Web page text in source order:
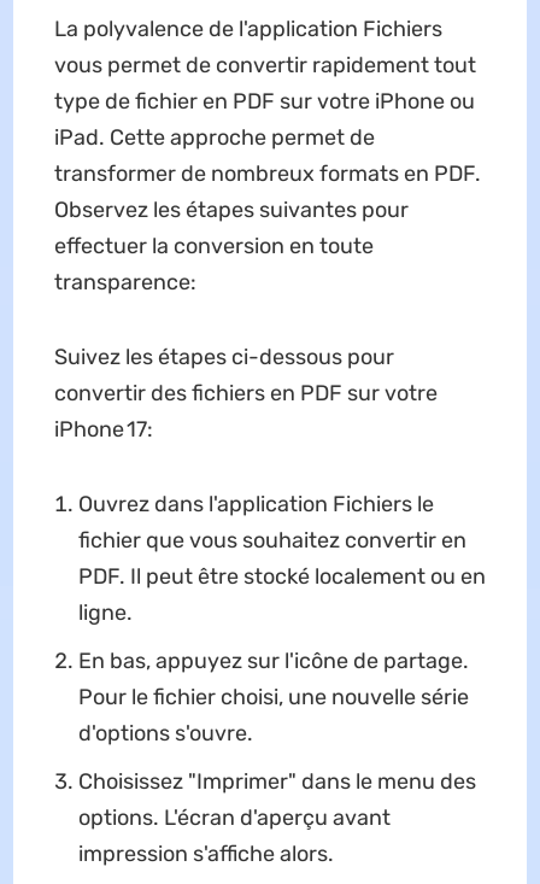
La polyvalence de l'application Fichiers
vous permet de convertir rapidement tout
type de fichier en PDF sur votre iPhone ou
iPad. Cette approche permet de
transformer de nombreux formats en PDF.
Observez les étapes suivantes pour
effectuer la conversion en toute
transparence:
Suivez les étapes ci-dessous pour
convertir des fichiers en PDF sur votre
iPhone 17:
Ouvrez dans l'application Fichiers le
fichier que vous souhaitez convertir en
PDF. Il peut être stocké localement ou en
ligne.
En bas, appuyez sur l'icône de partage.
Pour le fichier choisi, une nouvelle série
d'options s'ouvre.
Choisissez "Imprimer" dans le menu des
options. L'écran d'aperçu avant
impression s'affiche alors.